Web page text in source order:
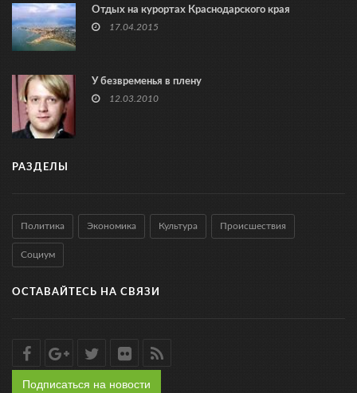
Отдых на курортах Краснодарского края
17.04.2015
У безвременья в плену
12.03.2010
РАЗДЕЛЫ
Политика Экономика Культура Происшествия
Социум
ОСТАВАЙТЕСЬ НА СВЯЗИ
Подписаться на новости